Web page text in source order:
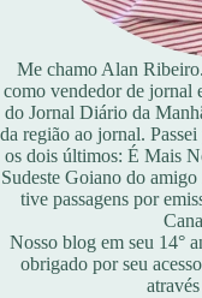
Me chamo Alan
como vendedor de jornal
do Jornal Diário da
da região ao jornal.
os dois últimos: É Mais
Sudeste Goiano do
tive passagens por
Nosso blog em seu 14°
obrigado por seu